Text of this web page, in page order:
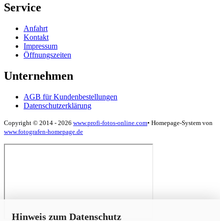
Hinweis zum Datenschutz
Service
Anfahrt
Kontakt
Impressum
Öffnungszeiten
Unternehmen
AGB für Kundenbestellungen
Datenschutzerklärung
Copyright © 2014 - 2026 www.profi-fotos-online.com• Homepage-System von
www.fotografen-homepage.de